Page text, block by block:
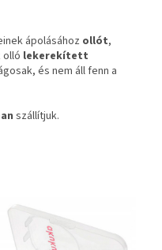
ápolásához ollót,
olló lekerekített
és nem áll fenn a
szállítjuk.